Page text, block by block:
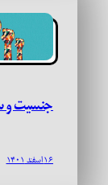
جنسیت و
۱۶ اسفند ۱۴۰۱